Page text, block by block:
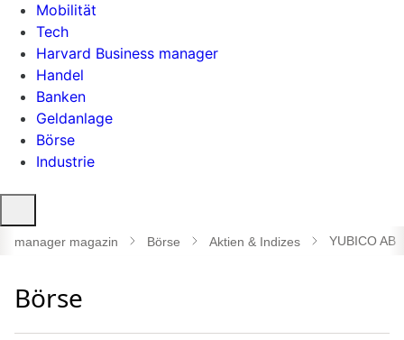
Mobilität
Tech
Harvard Business manager
Handel
Banken
Geldanlage
Börse
Industrie
öffnen
manager magazin Börse Aktien & Indizes YUBICO AB